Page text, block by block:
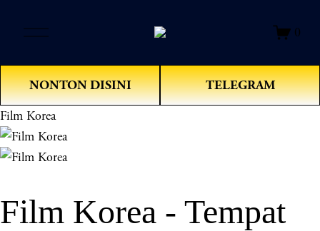
e
n
M
e
u
0
NONTON DISINI TELEGRAM
Film Korea
Film Korea - Tempat